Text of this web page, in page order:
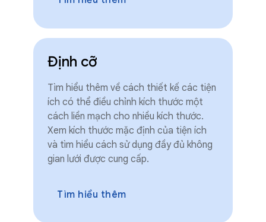
Định cỡ
Tìm hiểu thêm về cách thiết kế các tiện
ích có thể điều chỉnh kích thước một
cách liền mạch cho nhiều kích thước.
Xem kích thước mặc định của tiện ích
và tìm hiểu cách sử dụng đầy đủ không
gian lưới được cung cấp.
Tìm hiểu thêm